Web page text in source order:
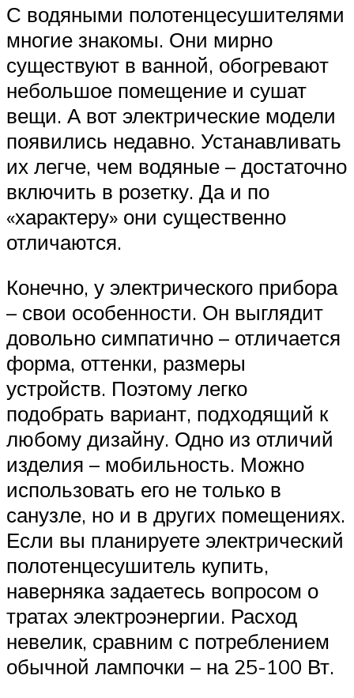
С водяными полотенцесушителями
многие знакомы. Они мирно
существуют в ванной, обогревают
небольшое помещение и сушат
вещи. А вот электрические модели
появились недавно. Устанавливать
их легче, чем водяные – достаточно
включить в розетку. Да и по
«характеру» они существенно
отличаются.
Конечно, у электрического прибора
– свои особенности. Он выглядит
довольно симпатично – отличается
форма, оттенки, размеры
устройств. Поэтому легко
подобрать вариант, подходящий к
любому дизайну. Одно из отличий
изделия – мобильность. Можно
использовать его не только в
санузле, но и в других помещениях.
Если вы планируете электрический
полотенцесушитель купить,
наверняка задаетесь вопросом о
тратах электроэнергии. Расход
невелик, сравним с потреблением
обычной лампочки – на 25-100 Вт.